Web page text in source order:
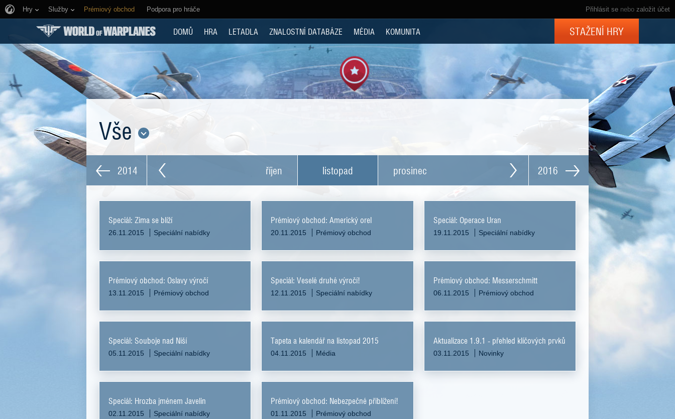
Přihlásit se nebo založit účet
Hry Služby Prémiový obchod Podpora pro hráče
DOMŮ HRA LETADLA ZNALOSTNÍ DATABÁZE MÉDIA KOMUNITA STAŽENÍ HRY
Vše
2014 říjen listopad prosinec 2016
Speciál: Zima se blíží
26.11.2015 Speciální nabídky
Prémiový obchod: Americký orel
20.11.2015 Prémiový obchod
Speciál: Operace Uran
19.11.2015 Speciální nabídky
Prémiový obchod: Oslavy výročí
13.11.2015 Prémiový obchod
Speciál: Veselé druhé výročí!
12.11.2015 Speciální nabídky
Prémiový obchod: Messerschmitt
06.11.2015 Prémiový obchod
Speciál: Souboje nad Niší
05.11.2015 Speciální nabídky
Tapeta a kalendář na listopad 2015
04.11.2015 Média
Aktualizace 1.9.1 - přehled klíčových prvků
03.11.2015 Novinky
Speciál: Hrozba jménem Javelin
02.11.2015 Speciální nabídky
Prémiový obchod: Nebezpečné přiblížení!
01.11.2015 Prémiový obchod